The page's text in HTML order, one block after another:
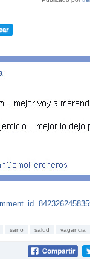
sano salud vagancia